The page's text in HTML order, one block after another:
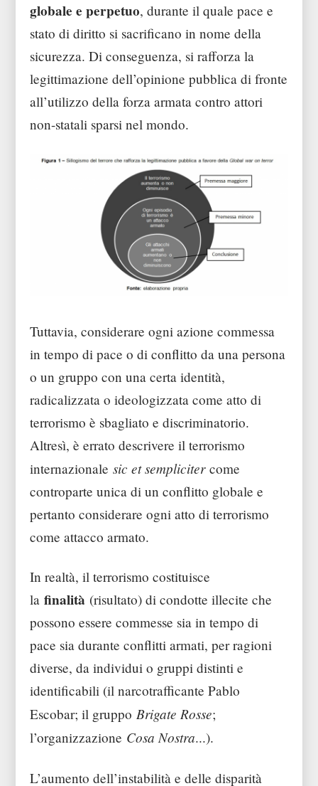
globale e perpetuo, durante il quale pace e
stato di diritto si sacrificano in nome della
sicurezza. Di conseguenza, si rafforza la
legittimazione dell’opinione pubblica di fronte
all’utilizzo della forza armata contro attori
non-statali sparsi nel mondo.
Tuttavia, considerare ogni azione commessa
in tempo di pace o di conflitto da una persona
o un gruppo con una certa identità,
radicalizzata o ideologizzata come atto di
terrorismo è sbagliato e discriminatorio.
Altresì, è errato descrivere il terrorismo
internazionalesic et semplicitercome
controparte unica di un conflitto globale e
pertanto considerare ogni atto di terrorismo
come attacco armato.
In realtà, il terrorismo costituisce
lafinalità (risultato) di condotte illecite che
possono essere commesse sia in tempo di
pace sia durante conflitti armati, per ragioni
diverse, da individui o gruppi distinti e
identificabili (il narcotrafficante Pablo
Escobar; il gruppoBrigate Rosse;
l’organizzazione Cosa Nostra...).
L’aumento dell’instabilità e delle disparità